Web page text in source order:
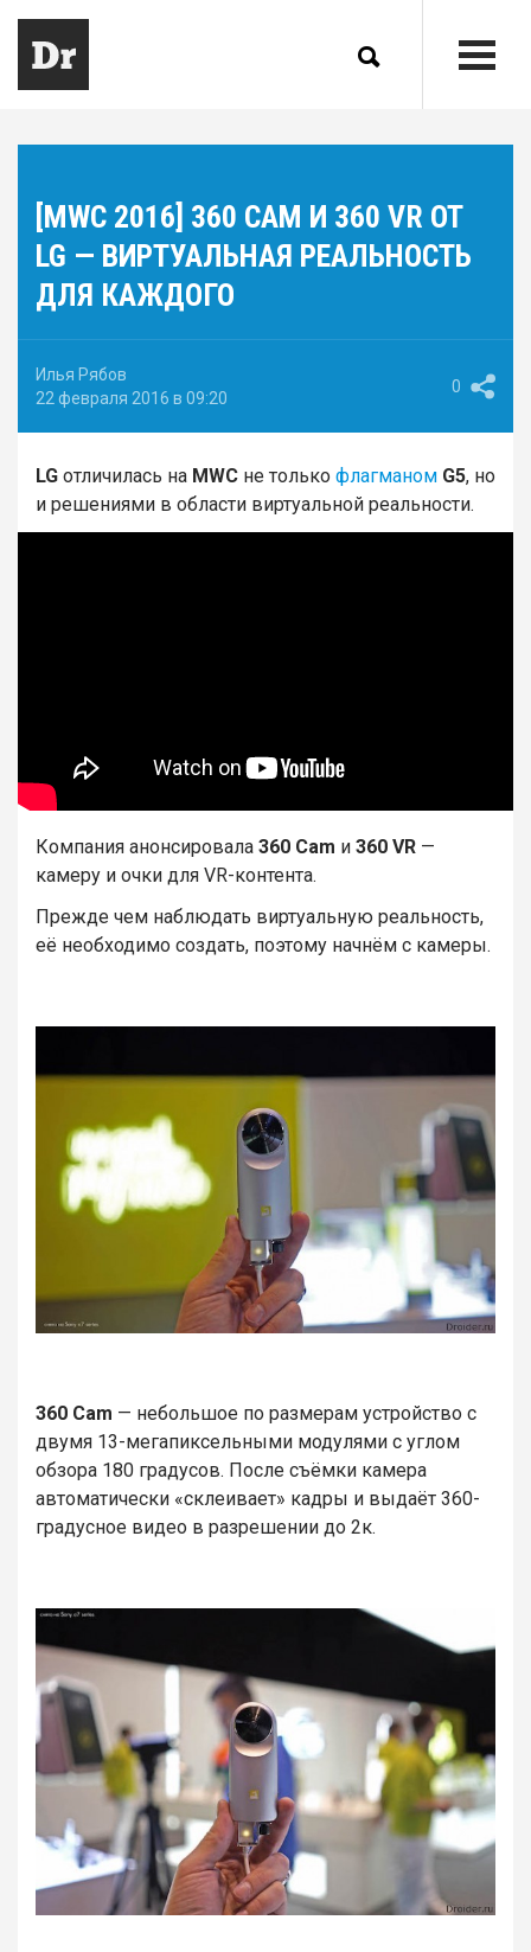
[MWC 2016] 360 CAM И 360 VR ОТ
LG — ВИРТУАЛЬНАЯ РЕАЛЬНОСТЬ
ДЛЯ КАЖДОГО
Илья Рябов
22 февраля 2016 в 09:20
0
LG отличилась на MWC не только флагманом G5, но
и решениями в области виртуальной реальности.
Компания анонсировала 360 Cam и 360 VR —
камеру и очки для VR-контента.
Прежде чем наблюдать виртуальную реальность,
её необходимо создать, поэтому начнём с камеры.
360 Cam — небольшое по размерам устройство с
двумя 13-мегапиксельными модулями с углом
обзора 180 градусов. После съёмки камера
автоматически «склеивает» кадры и выдаёт 360-
градусное видео в разрешении до 2к.